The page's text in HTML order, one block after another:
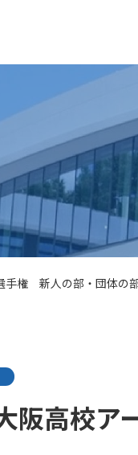
手権 新人の部・団体の
高校ア